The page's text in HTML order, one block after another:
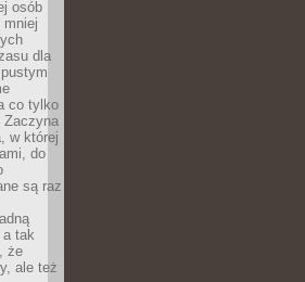
osób
mniej
dla
co tylko
Zaczyna
w której
do
są raz
a tak
że
ale też